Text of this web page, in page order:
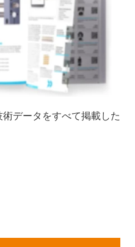
データをすべて掲載した